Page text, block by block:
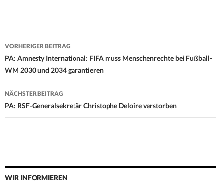
Beitrags-
Navigation
VORHERIGER BEITRAG
PA: Amnesty International: FIFA muss Menschenrechte bei Fußball-
WM 2030 und 2034 garantieren
NÄCHSTER BEITRAG
PA: RSF-Generalsekretär Christophe Deloire verstorben
WIR INFORMIEREN